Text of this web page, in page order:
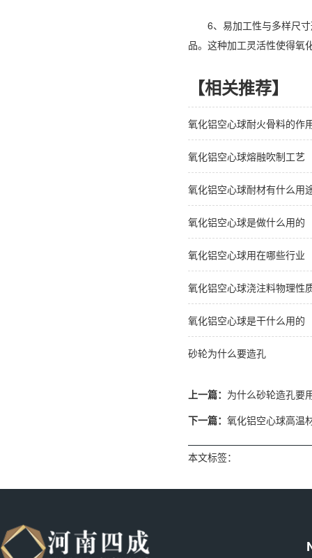
6、易加工性与多样尺寸
品。这种加工灵活性使得氧
【相关推荐】
氧化铝空心球耐火骨料的作
氧化铝空心球熔融吹制工艺
氧化铝空心球耐材有什么用
氧化铝空心球是做什么用的
氧化铝空心球用在哪些行业
氧化铝空心球浇注料物理性
氧化铝空心球是干什么用的
砂轮为什么要造孔
上一篇： 为什么砂轮造孔要
下一篇： 氧化铝空心球高温
本文标签：